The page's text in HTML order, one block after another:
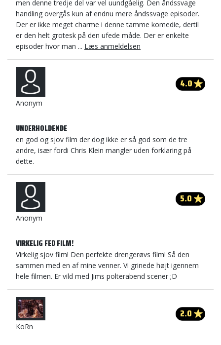
men denne tredje del var vel uundgåelig. Den åndssvage
handling overgås kun af endnu mere åndssvage episoder.
Der er ikke meget charme i denne tamme komedie, dertil
er den helt grotesk på den ufede måde. Der er enkelte
episoder hvor man ... Læs anmeldelsen
Anonym
4.0
UNDERHOLDENDE
en god og sjov film der dog ikke er så god som de tre
andre, især fordi Chris Klein mangler uden forklaring på
dette.
Anonym
5.0
VIRKELIG FED FILM!
Virkelig sjov film! Den perfekte drengerøvs film! Så den
sammen med en af mine venner. Vi grinede højt igennem
hele filmen. Er vild med Jims polterabend scener ;D
KoRn
2.0